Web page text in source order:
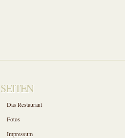
SEITEN
Das Restaurant
Fotos
Impressum